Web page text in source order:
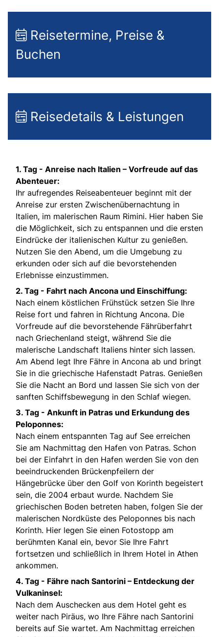
Reisetermine, Preise &
Buchen
Reisedetails & Leistungen
1. Tag - Anreise nach Italien – Vorfreude auf das
Abenteuer:
Ihr aufregendes Reiseabenteuer beginnt mit der
Anreise zur ersten Zwischenübernachtung in
Italien, im malerischen Raum Rimini. Hier haben Sie
die Möglichkeit, sich zu entspannen und die ersten
Eindrücke der italienischen Kultur zu genießen.
Nutzen Sie den Abend, um die Umgebung zu
erkunden oder sich auf die bevorstehenden
Erlebnisse einzustimmen.
2. Tag - Fahrt nach Ancona und Einschiffung:
Nach einem köstlichen Frühstück setzen Sie Ihre
Reise fort und fahren in Richtung Ancona. Die
Vorfreude auf die bevorstehende Fährüberfahrt
nach Griechenland steigt, während Sie die
malerische Landschaft Italiens hinter sich lassen.
Am Abend legt Ihre Fähre in Ancona ab und bringt
Sie in die griechische Hafenstadt Patras. Genießen
Sie die Nacht an Bord und lassen Sie sich von der
sanften Schiffsbewegung in den Schlaf wiegen.
3. Tag - Ankunft in Patras und Erkundung des
Peloponnes:
Nach einem entspannten Tag auf See erreichen
Sie am Nachmittag den Hafen von Patras. Schon
bei der Einfahrt in den Hafen werden Sie von den
beeindruckenden Brückenpfeilern der
Hängebrücke über den Golf von Korinth begeistert
sein, die 2004 erbaut wurde. Nachdem Sie
griechischen Boden betreten haben, folgen Sie der
malerischen Nordküste des Peloponnes bis nach
Korinth. Hier legen Sie einen Fotostopp am
berühmten Kanal ein, bevor Sie Ihre Fahrt
fortsetzen und schließlich in Ihrem Hotel in Athen
ankommen.
4. Tag - Fähre nach Santorini – Entdeckung der
Vulkaninsel:
Nach dem Auschecken aus dem Hotel geht es
weiter nach Piräus, wo Ihre Fähre nach Santorini
bereits auf Sie wartet. Am Nachmittag erreichen